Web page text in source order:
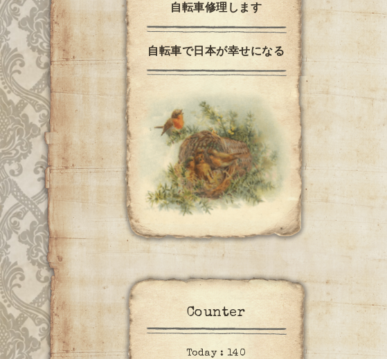
自転車修理します
自転車で日本が幸せになる
Counter
Today : 140